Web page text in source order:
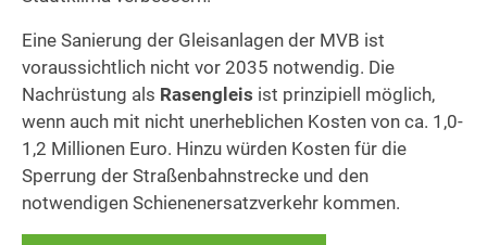
Eine Sanierung der Gleisanlagen der MVB ist
voraussichtlich nicht vor 2035 notwendig. Die
Nachrüstung als Rasengleis ist prinzipiell möglich,
wenn auch mit nicht unerheblichen Kosten von ca. 1,0-
1,2 Millionen Euro. Hinzu würden Kosten für die
Sperrung der Straßenbahnstrecke und den
notwendigen Schienenersatzverkehr kommen.